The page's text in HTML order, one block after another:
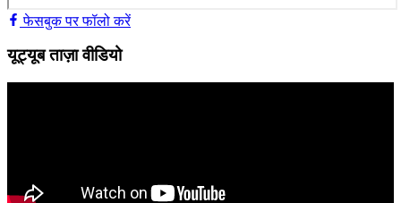
फेसबुक पर फॉलो करें
यूट्यूब ताज़ा वीडियो